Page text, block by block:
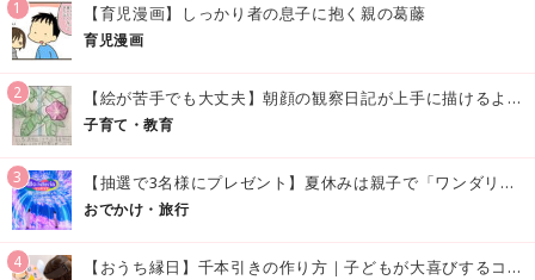
1 【育児漫画】しっかり者の息子に抱く親の葛藤
育児漫画
2 【絵が苦手でも大丈夫】朝顔の観察日記が上手に描けるようになる方法｜イラスト付き
子育て・教育
3 【抽選で3名様にプレゼント】夏休みは親子で「ワンダリア横浜」へ！涼しく学んで遊べる話題の没入型施設をご紹介
おでかけ・旅行
4 【おうち縁日】千本引きの作り方｜子どもが大喜びするコツやアイデア♪